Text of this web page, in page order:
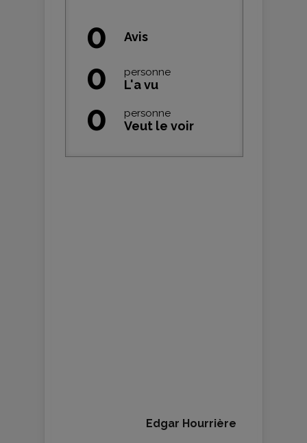
0 Avis
0 personne
L'a vu
0 personne
Veut le voir
Edgar Hourrière